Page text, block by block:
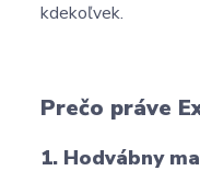
kdekoľvek.
Prečo práve
1. Hodvábny